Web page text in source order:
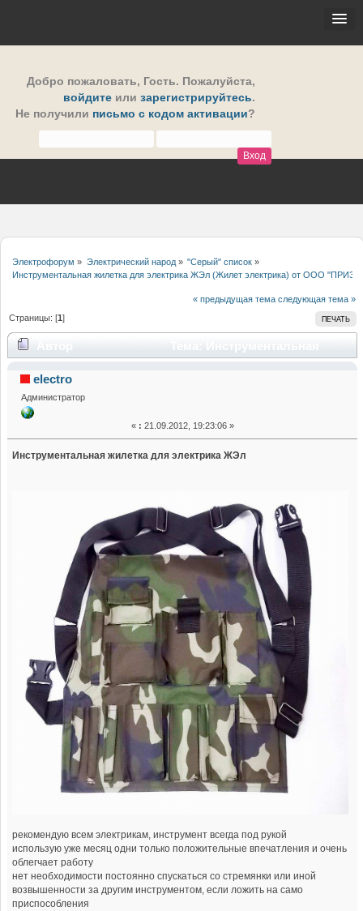
Добро пожаловать, Гость. Пожалуйста,
войдите или зарегистрируйтесь.
Не получили письмо с кодом активации?
Электрофорум » Электрический народ» "Серый" список»
Инструментальная жилетка для электрика ЖЭл (Жилет электрика) от ООО
« предыдущая тема следующая тема »
ПЕЧАТЬ
Страницы: [1]
жилетка для электрика ЖЭл (Жилет электрика) от ООО
"ПРИЗМА" (Прочитано 84704 раз)
electro
Администратор
« : 21.09.2012, 19:23:06 »
Инструментальная жилетка для электрика ЖЭл
рекомендую всем электрикам, инструмент всегда под рукой
использую уже месяц одни только положительные впечатления и очень
облегчает работу
нет необходимости постоянно спускаться со стремянки или иной
возвышенности за другим инструментом, если ложить на само
приспособления